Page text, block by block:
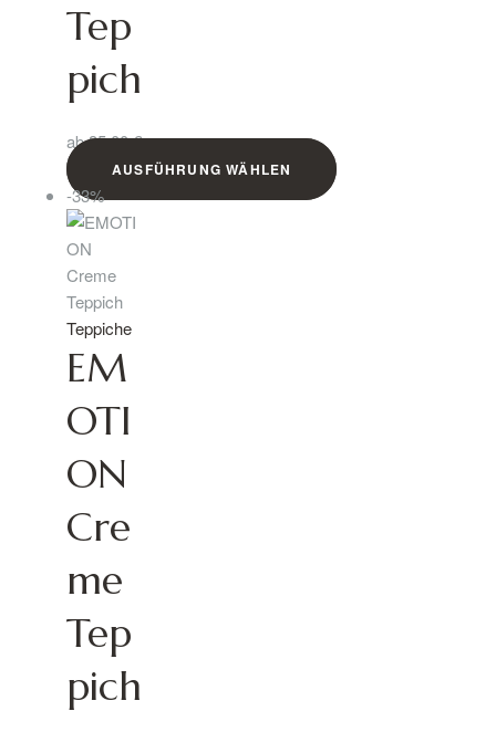
Tep
pich
ab35,00€
AUSFÜHRUNG WÄHLEN
-33%
Teppiche
EM
OTI
ON
Cre
me
Tep
pich